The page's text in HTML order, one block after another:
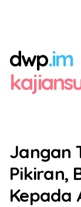
dwp.im
Jangan
Pikiran,
Kepada